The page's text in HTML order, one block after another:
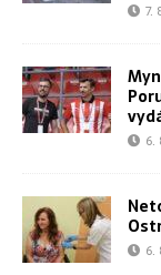
7.
6.
6.